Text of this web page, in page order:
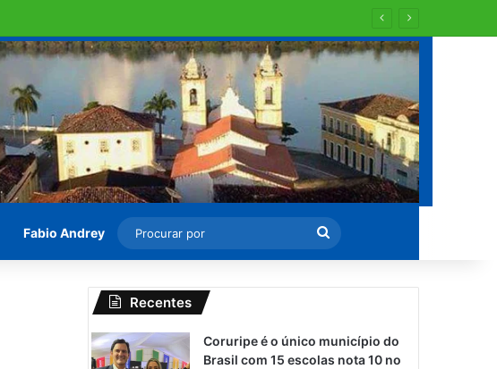
Fabio Andrey
Procurar
por
Recentes
Coruripe é o único município do
Brasil com 15 escolas nota 10 no